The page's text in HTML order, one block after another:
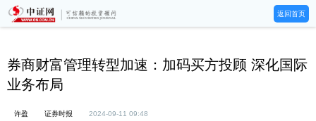
返回首页
券商财富管理转型加速：加码买方投顾 深化国际
业务布局
许盈 证券时报 2024-09-11 09:48